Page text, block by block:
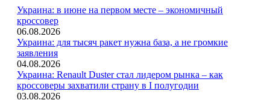
Украина: в июне на первом месте – экономичный
кроссовер
06.08.2026
Украина: для тысяч ракет нужна база, а не громкие
заявления
04.08.2026
Украина: Renault Duster стал лидером рынка – как
кроссоверы захватили страну в I полугодии
03.08.2026